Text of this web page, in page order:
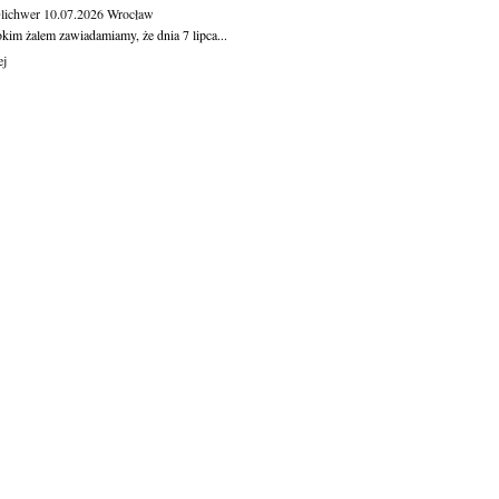
10.07.2026Wrocław
żalem zawiadamiamy, że dnia 7 lipca...